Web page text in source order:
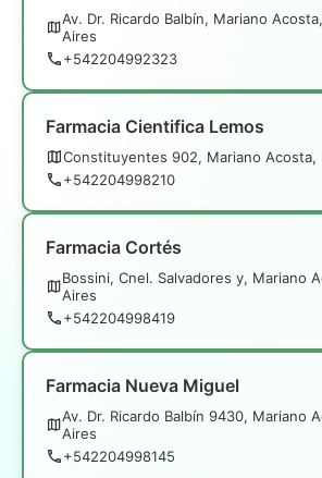
Av. Dr. Ricardo Balbín, Mariano
Aires
+542204992323
Farmacia Cientifica Lemos
Constituyentes 902, Mariano Acosta,
+542204998210
Farmacia Cortés
Bossini, Cnel. Salvadores y, Mariano
Aires
+542204998419
Farmacia Nueva Miguel
Av. Dr. Ricardo Balbín 9430, Mariano
Aires
+542204998145